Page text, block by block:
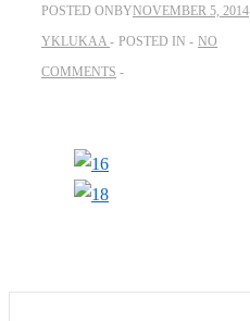
POSTED ONBYNOVEMBER 5, 2014
YKLUKAA
POSTED IN
NO
COMMENTS